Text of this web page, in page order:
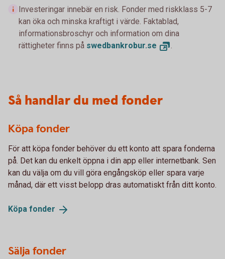
Investeringar innebär en risk. Fonder med riskklass 5-7
kan öka och minska kraftigt i värde. Faktablad,
informationsbroschyr och information om dina
rättigheter finns på swedbankrobur.se .
Så handlar du med fonder
Köpa fonder
För att köpa fonder behöver du ett konto att spara fonderna
på. Det kan du enkelt öppna i din app eller internetbank. Sen
kan du välja om du vill göra engångsköp eller spara varje
månad, där ett visst belopp dras automatiskt från ditt konto.
Köpa fonder
Sälja fonder